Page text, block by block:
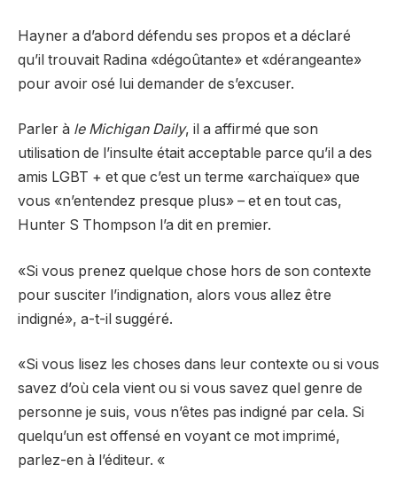
Hayner a d’abord défendu ses propos et a déclaré
qu’il trouvait Radina «dégoûtante» et «dérangeante»
pour avoir osé lui demander de s’excuser.
Parler à le Michigan Daily, il a affirmé que son
utilisation de l’insulte était acceptable parce qu’il a des
amis LGBT + et que c’est un terme «archaïque» que
vous «n’entendez presque plus» – et en tout cas,
Hunter S Thompson l’a dit en premier.
«Si vous prenez quelque chose hors de son contexte
pour susciter l’indignation, alors vous allez être
indigné», a-t-il suggéré.
«Si vous lisez les choses dans leur contexte ou si vous
savez d’où cela vient ou si vous savez quel genre de
personne je suis, vous n’êtes pas indigné par cela. Si
quelqu’un est offensé en voyant ce mot imprimé,
parlez-en à l’éditeur. «